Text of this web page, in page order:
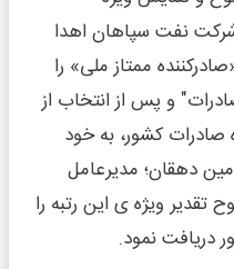
شرکت نفت‌ سپاهان اهدا
ممتاز ملی» را
و پس از انتخاب از
صادرات کشور، به خود
دهقان؛ مدیرعامل
ویژه ی این رتبه را
دریافت نمود.